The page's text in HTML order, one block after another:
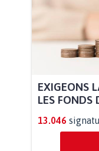
EXIGEONS
LES FONDS
13.046